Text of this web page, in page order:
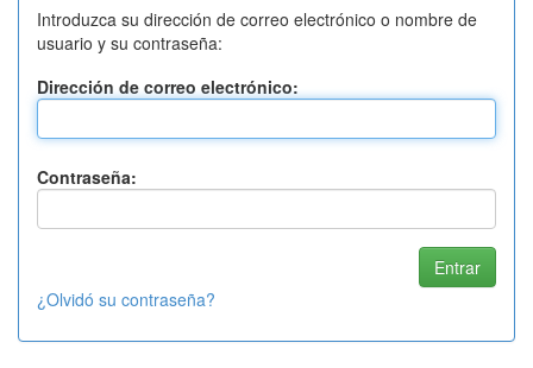
Introduzca su dirección de correo electrónico o nombre de
usuario y su contraseña:
Dirección de correo electrónico:
Contraseña:
¿Olvidó su contraseña?